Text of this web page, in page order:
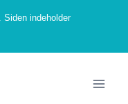
Siden indeholder